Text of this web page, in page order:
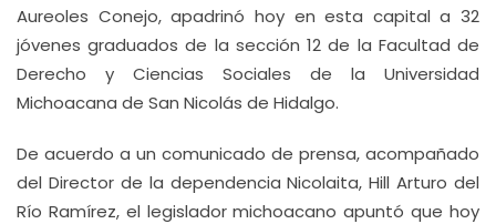
Aureoles Conejo, apadrinó hoy en esta capital a 32
jóvenes graduados de la sección 12 de la Facultad de
Derecho y Ciencias Sociales de la Universidad
Michoacana de San Nicolás de Hidalgo.
De acuerdo a un comunicado de prensa, acompañado
del Director de la dependencia Nicolaita, Hill Arturo del
Río Ramírez, el legislador michoacano apuntó que hoy